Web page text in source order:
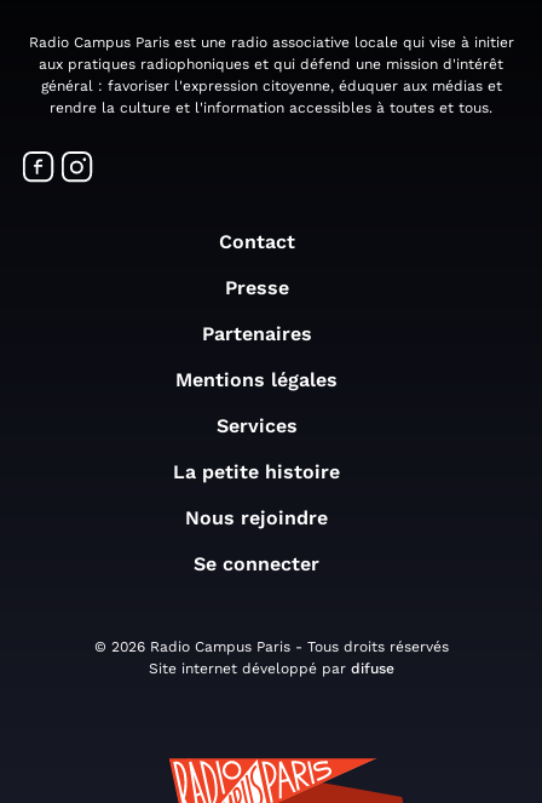
Radio Campus Paris est une radio associative locale qui vise à initier
aux pratiques radiophoniques et qui défend une mission d'intérêt
général : favoriser l'expression citoyenne, éduquer aux médias et
rendre la culture et l'information accessibles à toutes et tous.
Contact
Presse
Partenaires
Mentions légales
Services
La petite histoire
Nous rejoindre
Se connecter
© 2026 Radio Campus Paris - Tous droits réservés
Site internet développé par difuse